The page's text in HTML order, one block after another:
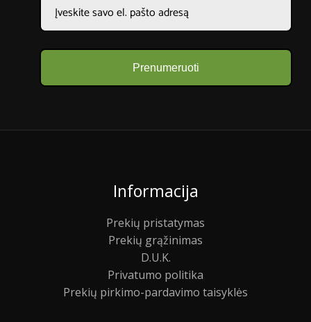
Prenumeruoti
Informacija
Prekių pristatymas
Prekių grąžinimas
D.U.K.
Privatumo politika
Prekių pirkimo-pardavimo taisyklės